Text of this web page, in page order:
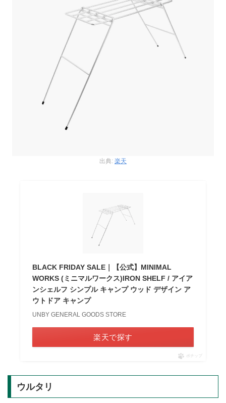
出典: 楽天
BLACK FRIDAY SALE｜【公式】MINIMAL
WORKS (ミニマルワークス)IRON SHELF / アイア
ンシェルフ シンプル キャンプ ウッド デザイン ア
ウトドア キャンプ
UNBY GENERAL GOODS STORE
楽天で探す
ポチップ
ウルタリ